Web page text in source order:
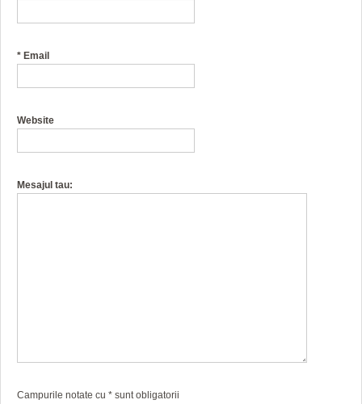
* Email
Website
Mesajul tau:
Campurile notate cu * sunt obligatorii